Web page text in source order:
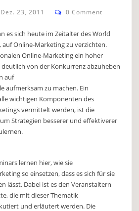
Dez. 23, 2011 0 Comment
es sich heute im Zeitalter des World
auf Online-Marketing zu verzichten.
Online-Marketing ein hoher
von der Konkurrenz abzuheben
auf
aufmerksam zu machen. Ein
wichtigen Komponenten des
vermittelt werden, ist die
Strategien besserer und effektiverer
lernen hier, wie sie
so einsetzen, dass es sich für sie
lässt. Dabei ist es den Veranstaltern
die mit dieser Thematik
und erläutert werden. Die